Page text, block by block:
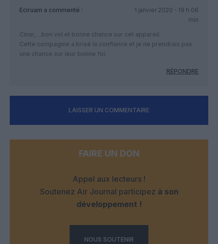
Eciruam a commenté :
1 janvier 2020 - 19 h 06
min
Cinar,…bon vol et bonne chance sur cet appareil.
Cette compagnie a brisé la confiance et je ne prendrais pas
une chance sur leur bonne foi.
RÉPONDRE
LAISSER UN COMMENTAIRE
FAIRE UN DON
Appel aux lecteurs !
Soutenez Air Journal participez à son
développement !
NOUS SOUTENIR